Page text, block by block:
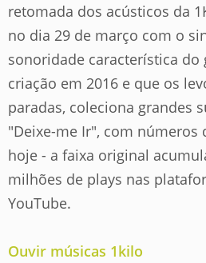
retomada dos acústicos da
no dia 29 de março com o
sonoridade característica do
criação em 2016 e que os
paradas, coleciona grandes
"Deixe-me Ir", com números
hoje - a faixa original
milhões de plays nas
YouTube.
Ouvir músicas 1kilo